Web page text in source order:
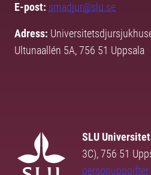
E-post: smadjur@slu.se
Adress:
Ultunaallén 5A, 756 51 Uppsala
SLU
3C), 756 51
personuppgifter